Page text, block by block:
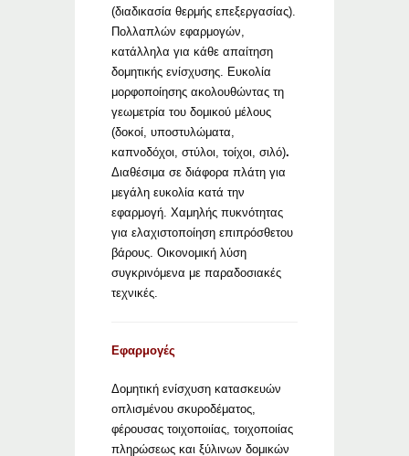
(διαδικασία θερμής επεξεργασίας).
Πολλαπλών εφαρμογών,
κατάλληλα για κάθε απαίτηση
δομητικής ενίσχυσης. Ευκολία
μορφοποίησης ακολουθώντας τη
γεωμετρία του δομικού μέλους
(δοκοί, υποστυλώματα,
καπνοδόχοι, στύλοι, τοίχοι, σιλό).
Διαθέσιμα σε διάφορα πλάτη για
μεγάλη ευκολία κατά την
εφαρμογή. Χαμηλής πυκνότητας
για ελαχιστοποίηση επιπρόσθετου
βάρους. Οικονομική λύση
συγκρινόμενα με παραδοσιακές
τεχνικές.
Εφαρμογές
Δομητική ενίσχυση κατασκευών
οπλισμένου σκυροδέματος,
φέρουσας τοιχοποιίας, τοιχοποιίας
πληρώσεως και ξύλινων δομικών